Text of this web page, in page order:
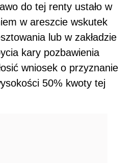
do tej renty ustało w
w areszcie wskutek
lub w zakładzie
kary pozbawienia
wniosek o przyznanie
50% kwoty tej